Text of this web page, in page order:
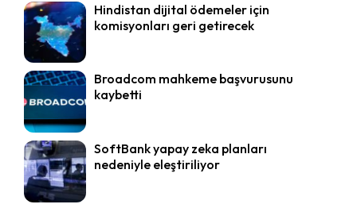
Hindistan dijital ödemeler için
komisyonları geri getirecek
Broadcom mahkeme başvurusunu
kaybetti
SoftBank yapay zeka planları
nedeniyle eleştiriliyor